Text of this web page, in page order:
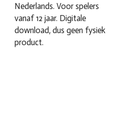
Nederlands. Voor spelers
vanaf 12 jaar. Digitale
download, dus geen fysiek
product.